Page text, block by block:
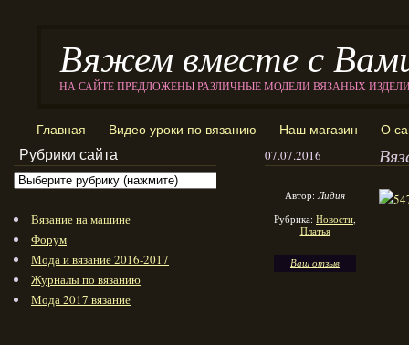
Вяжем вместе с
НА САЙТЕ ПРЕДЛОЖЕНЫ РАЗЛИЧНЫЕ МОДЕЛИ ВЯЗАНЫХ
Главная Видео уроки по вязанию Наш магазин О
07.07.2016
Автор:Лидия
Рубрика: Новости,
Платья
Ваш отзыв
Рубрики сайта
Вязание на машине
Форум
Мода и вязание 2016-2017
Журналы по вязанию
Мода 2017 вязание